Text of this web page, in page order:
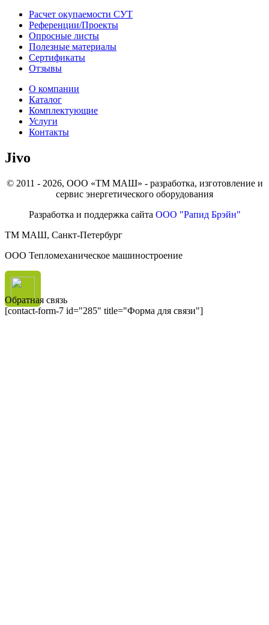
Расчет окупаемости СУТ
Референции/Проекты
Опросные листы
Полезные материалы
Сертификаты
Отзывы
О компании
Каталог
Комплектующие
Услуги
Контакты
Jivo
© 2011 - 2026, ООО «ТМ МАШ» - разработка, изготовление и
сервис энергетического оборудования
Разработка и поддержка сайта ООО "Рапид Брэйн"
ТМ МАШ, Санкт-Петербург
ООО Тепломеханическое машиностроение
Обратная связь
[contact-form-7 id="285" title="Форма для связи"]